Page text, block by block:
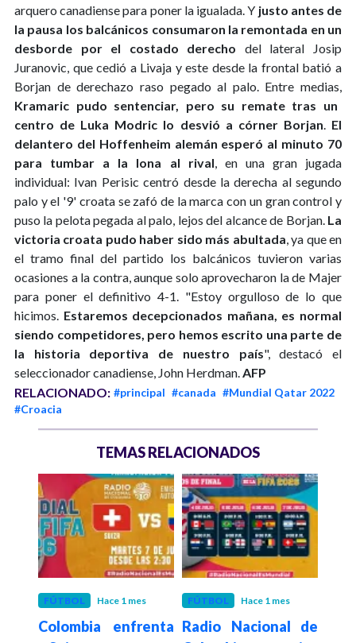
arquero canadiense para poner la igualada. Y justo antes de
la pausa los balcánicos consumaron la remontada en un
desborde por el costado derecho del lateral Josip
Juranovic, que cedió a Livaja y este desde la frontal batió a
Borjan de derechazo raso pegado al palo. Entre medias,
Kramaric pudo sentenciar, pero su remate tras un
centro de Luka Modric lo desvió a córner Borjan. El
delantero del Hoffenheim alemán esperó al minuto 70
para tumbar a la lona al rival, en una gran jugada
individual: Ivan Perisic centró desde la derecha al segundo
palo y el '9' croata se zafó de la marca con un gran control y
puso la pelota pegada al palo, lejos del alcance de Borjan. La
victoria croata pudo haber sido más abultada, ya que en
el tramo final del partido los balcánicos tuvieron varias
ocasiones a la contra, aunque solo aprovecharon la de Majer
para poner el definitivo 4-1. "Estoy orgulloso de lo que
hicimos. Estaremos decepcionados mañana, es normal
siendo competidores, pero hemos escrito una parte de
la historia deportiva de nuestro país", destacó el
seleccionador canadiense, John Herdman.AFP
RELACIONADO: #principal #canada #Mundial Qatar 2022
#Croacia
TEMAS RELACIONADOS
FÚTBOL Hace 1 mes
Colombia enfrenta
FÚTBOL Hace 1 mes
Radio Nacional de